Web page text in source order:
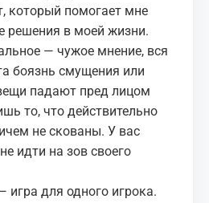
который помогает мне
решения в моей жизни.
— чужое мнение, вся
боязнь смущения или
падают пред лицом
то, что действительно
не скованы. У вас
идти на зов своего
игра для одного игрока.